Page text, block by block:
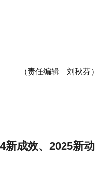
（责任编辑：刘秋芬）
新成效、2025新动